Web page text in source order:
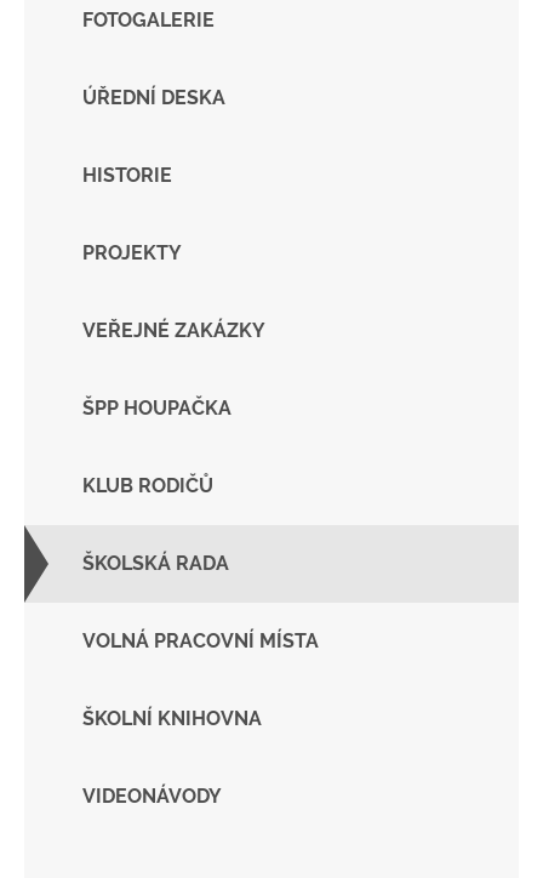
FOTOGALERIE
ÚŘEDNÍ DESKA
HISTORIE
PROJEKTY
VEŘEJNÉ ZAKÁZKY
ŠPP HOUPAČKA
KLUB RODIČŮ
ŠKOLSKÁ RADA
VOLNÁ PRACOVNÍ MÍSTA
ŠKOLNÍ KNIHOVNA
VIDEONÁVODY